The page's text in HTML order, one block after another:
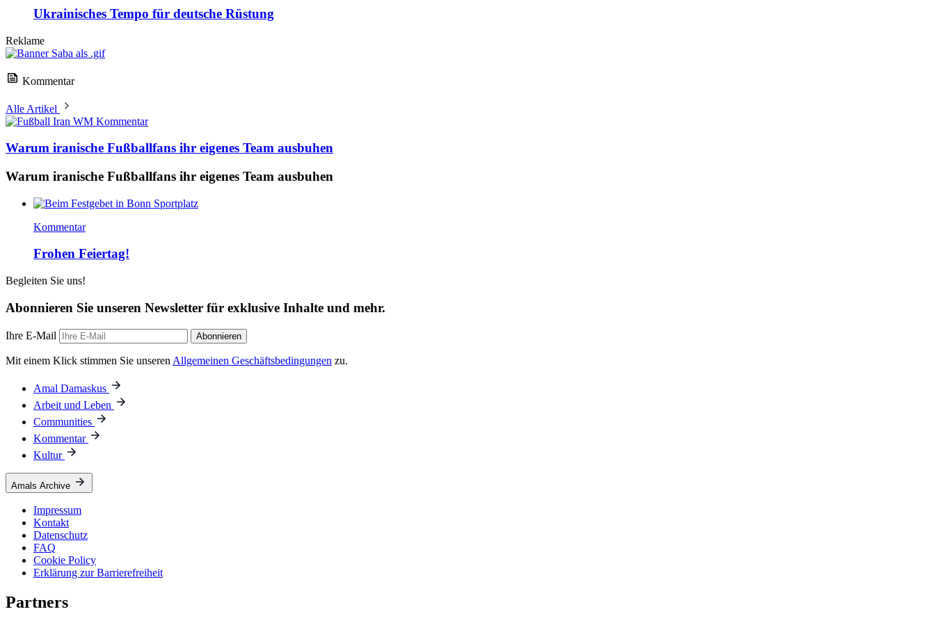
Ukrainisches Tempo für deutsche Rüstung
Reklame
Kommentar
Alle Artikel
Kommentar
Warum iranische Fußballfans ihr eigenes Team ausbuhen
Warum iranische Fußballfans ihr eigenes Team ausbuhen
Kommentar
Frohen Feiertag!
Begleiten Sie uns!
Abonnieren Sie unseren Newsletter für exklusive Inhalte und mehr.
Ihre E-Mail Abonnieren
Mit einem Klick stimmen Sie unseren Allgemeinen Geschäftsbedingungen zu.
Amal Damaskus
Arbeit und Leben
Communities
Kommentar
Kultur
Amals Archive
Impressum
Kontakt
Datenschutz
FAQ
Cookie Policy
Erklärung zur Barrierefreiheit
Partners